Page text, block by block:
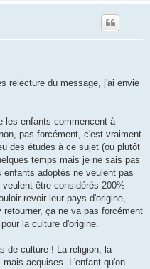
relecture du message, j'ai envie
les enfants commencent à
pas forcément, c'est vraiment
des études à ce sujet (ou plutôt
temps mais je ne sais pas
adoptés ne veulent pas
être considérés 200%
revoir leur pays d'origine,
ça ne va pas forcément
la culture d'origine.
de culture ! La religion, la
acquises. L'enfant qu'on